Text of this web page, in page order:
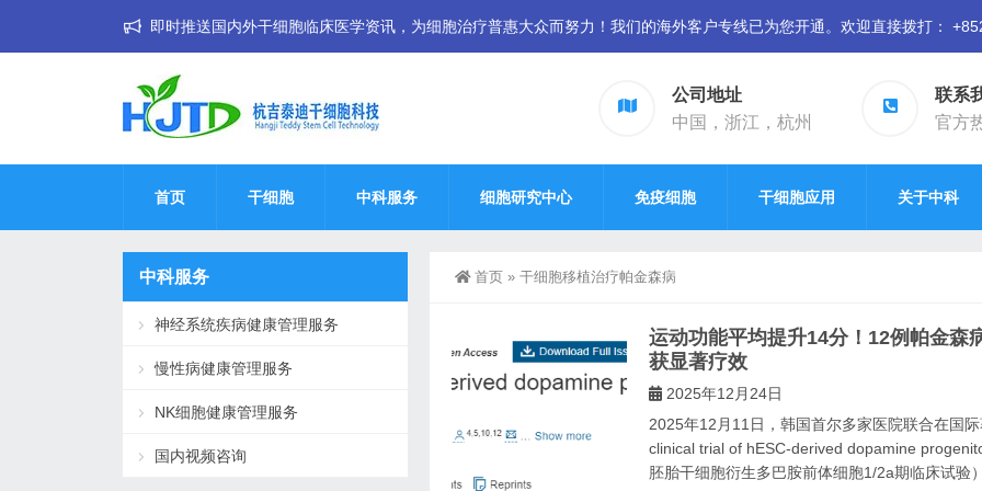
即时推送国内外干细胞临床医学资讯，为细胞治疗普惠大众而努力！我们的海外客户专线已为您开通。欢迎直接拨打：
公司地址
中国，浙江，杭州
联系
官方
首页 干细胞 中科服务 细胞研究中心 免疫细胞 干细胞应用 关于中科
首页 » 干细胞移植治疗帕金森病
运动功能平均提升14分！12例帕金森
获显著疗效
2025年12月24日
2025年12月11日，韩国首尔多家医院联合在国
clinical trial of hESC-derived dopamine
胚胎干细胞衍生多巴胺前体细胞1/2a期临床试验
中科服务
神经系统疾病健康管理服务
慢性病健康管理服务
NK细胞健康管理服务
国内视频咨询